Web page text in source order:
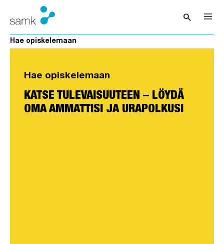
Siirry sisältöön
searchAvaa haku
Hae opiskelemaan
Hae opiskelemaan
KATSE TULEVAISUUTEEN – LÖYDÄ
OMA AMMATTISI JA URAPOLKUSI